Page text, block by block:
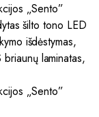
„Sento”
šilto tono LED
išdėstymas,
laminatas,
„Sento”